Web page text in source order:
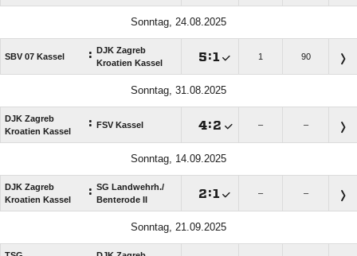
Sonntag, 24.08.2025
SBV 07 Kassel : DJK Zagreb
Kroatien Kassel
: 1 90
Sonntag, 31.08.2025
DJK Zagreb
Kroatien Kassel
: FSV Kassel : – –
Sonntag, 14.09.2025
DJK Zagreb
Kroatien Kassel
: SG Landwehrh./​
Benterode II
: – –
Sonntag, 21.09.2025